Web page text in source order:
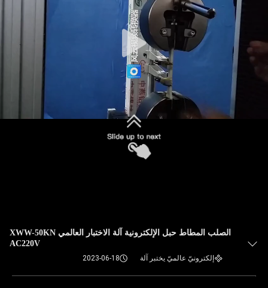
الصلب المطاط حبل الإلكترونية آلة الاختبار العالمي XWW-50KN
AC220V
إلكترونيّ عالميّ يختبر آلة 2023-06-18